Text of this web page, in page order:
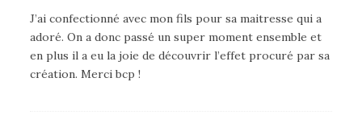
J’ai confectionné avec mon fils pour sa maitresse qui a
adoré. On a donc passé un super moment ensemble et
en plus il a eu la joie de découvrir l’effet procuré par sa
création. Merci bcp !